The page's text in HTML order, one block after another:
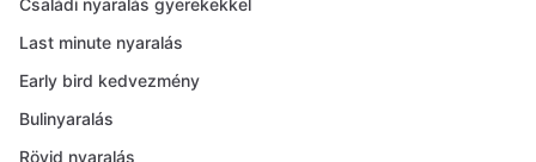
Családi nyaralás gyerekekkel
Last minute nyaralás
Early bird kedvezmény
Bulinyaralás
Rövid nyaralás